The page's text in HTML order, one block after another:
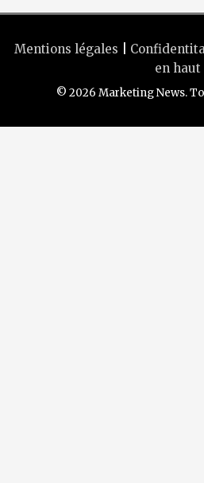
Mentions légales
en haut
© 2026 Marketing News.